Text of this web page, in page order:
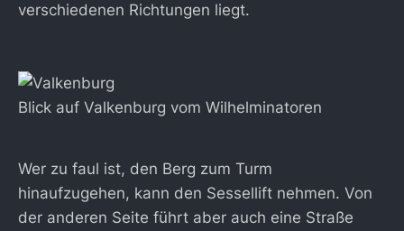
verschiedenen Richtungen liegt.
Blick auf Valkenburg vom Wilhelminatoren
Wer zu faul ist, den Berg zum Turm
hinaufzugehen, kann den Sessellift nehmen. Von
der anderen Seite führt aber auch eine Straße